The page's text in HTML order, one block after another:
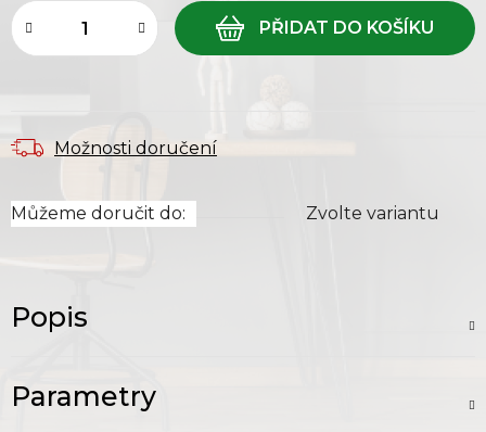
Můžeme doručit do: Zvolte variantu
Možnosti doručení
Popis
Parametry